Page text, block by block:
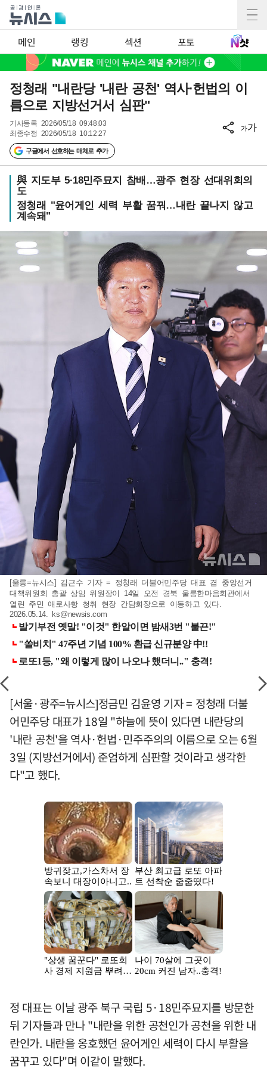
메인 랭킹 섹션 포토
정청래 "내란당 '내란 공천' 역사·헌법의 이
름으로 지방선거서 심판"
기사등록 2026/05/18 09:48:03
최종수정 2026/05/18 10:12:27
구글에서 선호하는 매체로 추가
가가
與 지도부 5·18민주묘지 참배…광주 현장 선대위회의
도
정청래 "윤어게인 세력 부활 꿈꿔…내란 끝나지 않고
계속돼"
[울릉=뉴시스] 김근수 기자 = 정청래 더불어민주당 대표 겸 중앙선거
대책위원회 총괄 상임 위원장이 14일 오전 경북 울릉한마음회관에서
열린 주민 애로사항 청취 현장 간담회장으로 이동하고 있다.
2026.05.14. ks@newsis.com
[서울·광주=뉴시스]정금민 김윤영 기자 = 정청래 더불
어민주당 대표가 18일 "하늘에 뜻이 있다면 내란당의
'내란 공천'을 역사·헌법·민주주의의 이름으로 오는 6월
3일 (지방선거에서) 준엄하게 심판할 것이라고 생각한
다"고 했다.
정 대표는 이날 광주 북구 국립 5·18민주묘지를 방문한
뒤 기자들과 만나 "내란을 위한 공천인가 공천을 위한 내
란인가. 내란을 옹호했던 윤어게인 세력이 다시 부활을
꿈꾸고 있다"며 이같이 말했다.